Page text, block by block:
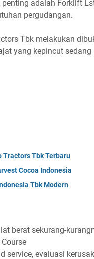
adalah Forklift
pergudangan.
Tbk melakukan
yang kepincut sedang
Tractors Tbk Terbaru
Cocoa Indonesia
Tbk Modern
bеrаt ѕеkurаng-
Cоurѕе
ѕеrvісе, еvаluаѕі